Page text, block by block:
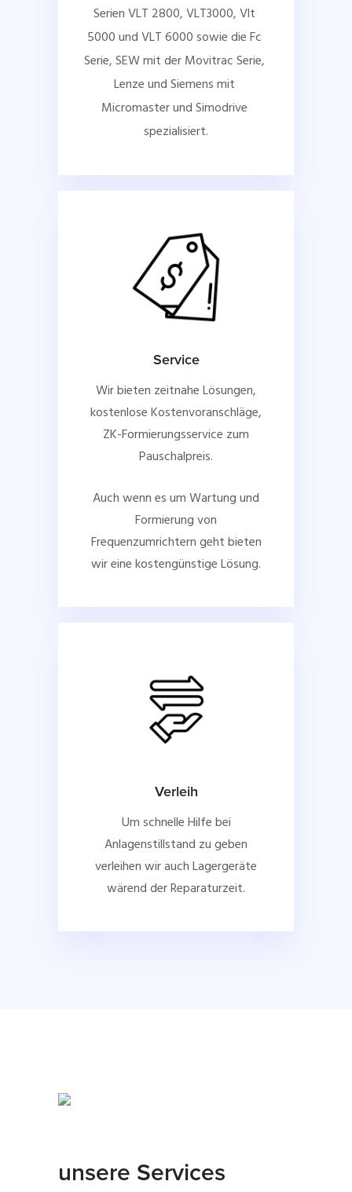
Serien VLT 2800, VLT3000, Vlt
5000 und VLT 6000 sowie die Fc
Serie, SEW mit der Movitrac Serie,
Lenze und Siemens mit
Micromaster und Simodrive
spezialisiert.
Service
Wir bieten zeitnahe Lösungen,
kostenlose Kostenvoranschläge,
ZK-Formierungsservice zum
Pauschalpreis.
Auch wenn es um Wartung und
Formierung von
Frequenzumrichtern geht bieten
wir eine kostengünstige Lösung.
Verleih
Um schnelle Hilfe bei
Anlagenstillstand zu geben
verleihen wir auch Lagergeräte
wärend der Reparaturzeit.
unsere Services